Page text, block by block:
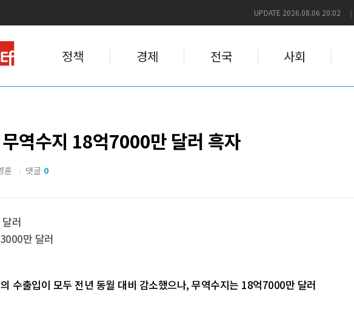
UPDATE 2026.08.06 20:02
정책 경제 전국 사회
역수지 18억7000만 달러 흑자
훈 | 댓글 0
러
만 달러
수출입이 모두 전년 동월 대비 감소했으나, 무역수지는 18억7000만 달러